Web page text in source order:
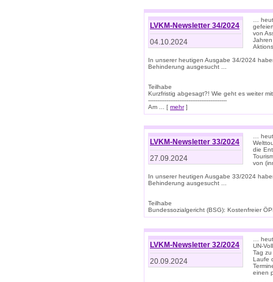
LVKM-Newsletter 34/2024
04.10.2024
…
von
In unserer heutigen Ausgabe 34/2024
Behinderung ausgesucht ...
Teilhabe
Kurzfristig abgesagt?! Wie geht es weiter
-------------------------------------------
Am ... [ mehr]
LVKM-Newsletter 33/2024
27.09.2024
…
die
von
In unserer heutigen Ausgabe 33/2024
Behinderung ausgesucht ...
Teilhabe
Bundessozialgericht (BSG): Kostenfreier
LVKM-Newsletter 32/2024
20.09.2024
…
UN-
Tag
Laufe
einen